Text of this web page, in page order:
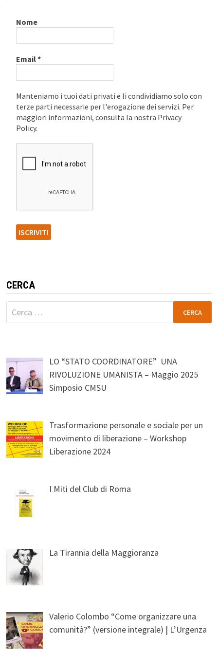
Nome
Email*
Manteniamo i tuoi dati privati e li condividiamo solo con
terze parti necessarie per l'erogazione dei servizi. Per
maggiori informazioni, consulta la nostra Privacy
Policy.
CERCA
Ricerca
per:
LO “STATO COORDINATORE” UNA
RIVOLUZIONE UMANISTA – Maggio 2025
Simposio CMSU
Trasformazione personale e sociale per un
movimento di liberazione – Workshop
Liberazione 2024
I Miti del Club di Roma
La Tirannia della Maggioranza
Valerio Colombo “Come organizzare una
comunità?” (versione integrale) | L’Urgenza